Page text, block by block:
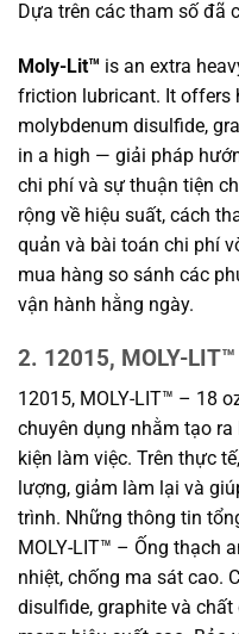
Dựa trên các tham số đã
Moly-Lit™ is an extra
friction lubricant. It offers
molybdenum disulfide,
in a high — giải pháp
chi phí và sự thuận tiện
rộng về hiệu suất, cách
quản và bài toán chi phí
mua hàng so sánh các
vận hành hằng ngày.
2. 12015, MOLY-
12015, MOLY-LIT™ – 18
chuyên dụng nhằm tạo
kiện làm việc. Trên thực
lượng, giảm làm lại và
trình. Những thông tin
MOLY-LIT™ – Ống thạch
nhiệt, chống ma sát cao.
disulfide, graphite và